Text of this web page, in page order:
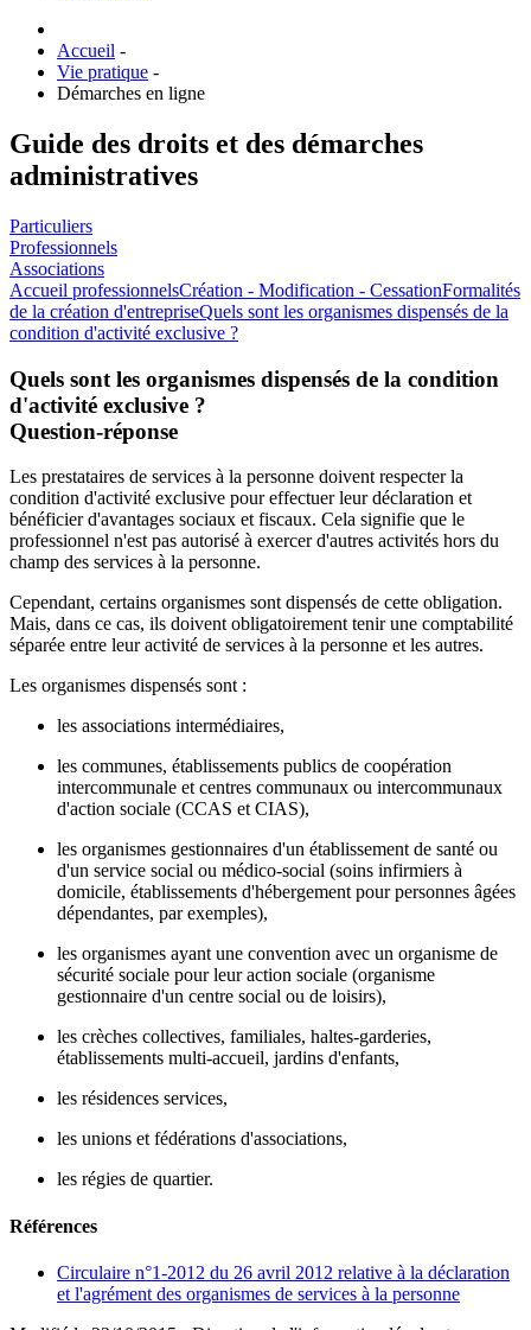
Accueil -
Vie pratique -
Démarches en ligne
Guide des droits et des démarches
administratives
Particuliers
Professionnels
Associations
Accueil professionnelsCréation - Modification - CessationFormalités
de la création d'entrepriseQuels sont les organismes dispensés de la
condition d'activité exclusive ?
Quels sont les organismes dispensés de la condition
d'activité exclusive ?
Question-réponse
Les prestataires de services à la personne doivent respecter la
condition d'activité exclusive pour effectuer leur déclaration et
bénéficier d'avantages sociaux et fiscaux. Cela signifie que le
professionnel n'est pas autorisé à exercer d'autres activités hors du
champ des services à la personne.
Cependant, certains organismes sont dispensés de cette obligation.
Mais, dans ce cas, ils doivent obligatoirement tenir une comptabilité
séparée entre leur activité de services à la personne et les autres.
Les organismes dispensés sont :
les associations intermédiaires,
les communes, établissements publics de coopération
intercommunale et centres communaux ou intercommunaux
d'action sociale (CCAS et CIAS),
les organismes gestionnaires d'un établissement de santé ou
d'un service social ou médico-social (soins infirmiers à
domicile, établissements d'hébergement pour personnes âgées
dépendantes, par exemples),
les organismes ayant une convention avec un organisme de
sécurité sociale pour leur action sociale (organisme
gestionnaire d'un centre social ou de loisirs),
les crèches collectives, familiales, haltes-garderies,
établissements multi-accueil, jardins d'enfants,
les résidences services,
les unions et fédérations d'associations,
les régies de quartier.
Références
Circulaire n°1-2012 du 26 avril 2012 relative à la déclaration
et l'agrément des organismes de services à la personne